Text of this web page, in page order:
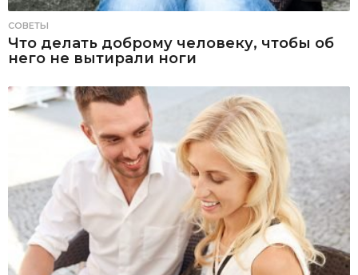
СОВЕТЫ
Что делать доброму человеку, чтобы об
него не вытирали ноги